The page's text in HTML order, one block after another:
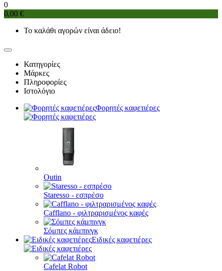
0
0,00 €
Το καλάθι αγορών είναι άδειο!
Κατηγορίες
Μάρκες
Πληροφορίες
Ιστολόγιο
Φορητές καφετιέρες
Outin
Staresso - εσπρέσο
Cafflano - φιλτραρισμένος καφές
Σόμπες κάμπινγκ
Ειδικές καφετιέρες
Cafelat Robot